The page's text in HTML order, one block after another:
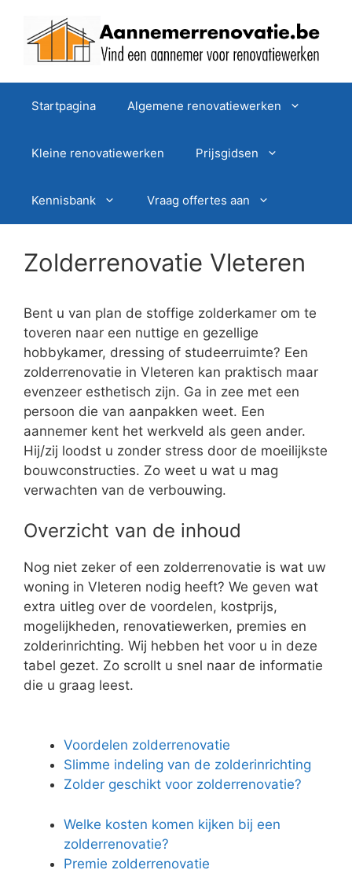
Startpagina Algemene renovatiewerken
Kleine renovatiewerken Prijsgidsen
Kennisbank Vraag offertes aan
Zolderrenovatie Vleteren
Bent u van plan de stoffige zolderkamer om te
toveren naar een nuttige en gezellige
hobbykamer, dressing of studeerruimte? Een
zolderrenovatie in Vleteren kan praktisch maar
evenzeer esthetisch zijn. Ga in zee met een
persoon die van aanpakken weet. Een
aannemer kent het werkveld als geen ander.
Hij/zij loodst u zonder stress door de moeilijkste
bouwconstructies. Zo weet u wat u mag
verwachten van de verbouwing.
Overzicht van de inhoud
Nog niet zeker of een zolderrenovatie is wat uw
woning in Vleteren nodig heeft? We geven wat
extra uitleg over de voordelen, kostprijs,
mogelijkheden, renovatiewerken, premies en
zolderinrichting. Wij hebben het voor u in deze
tabel gezet. Zo scrollt u snel naar de informatie
die u graag leest.
Voordelen zolderrenovatie
Slimme indeling van de zolderinrichting
Zolder geschikt voor zolderrenovatie?
Welke kosten komen kijken bij een
zolderrenovatie?
Premie zolderrenovatie